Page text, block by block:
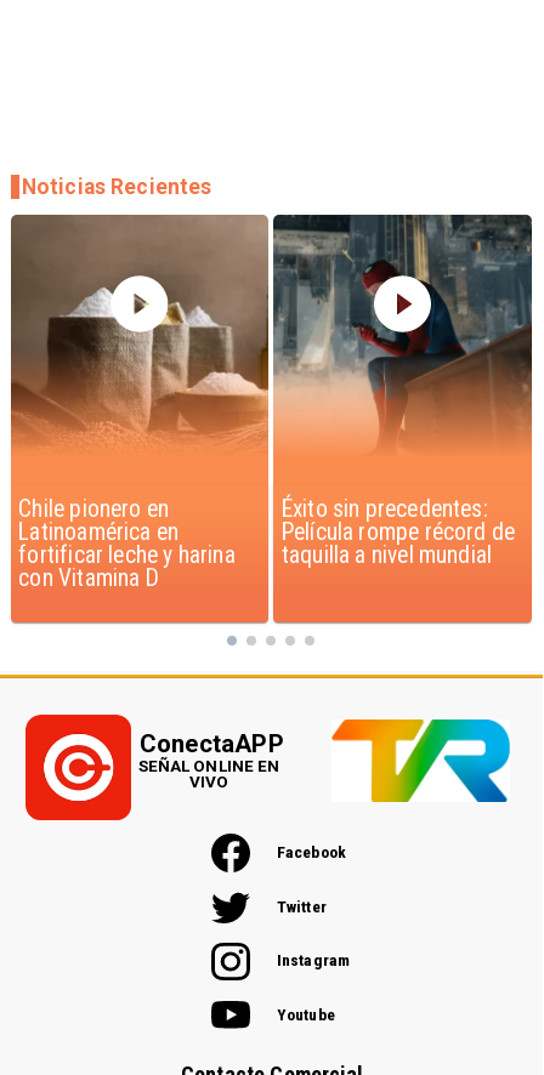
Éxito sin precedentes:
Película rompe récord de
taquilla a nivel mundial
Corte Suprema confirma
pago de $1.000 millones
por caso ProCultura
Noticias Recientes
Facebook
Twitter
Instagram
Youtube
ConectaAPP
SEÑAL ONLINE EN
VIVO